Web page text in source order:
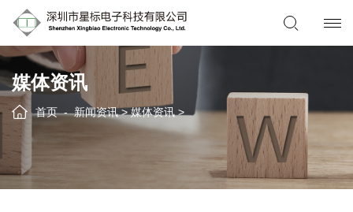
媒体资讯
首页 新闻资讯>媒体资讯 >